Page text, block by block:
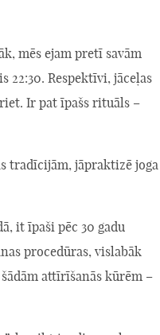
mēs ejam pretī savām
22:30. Respektīvi, jāceļas
Ir pat īpašs rituāls –
tradīcijām, jāpraktizē joga
it īpaši pēc 30 gadu
procedūras, vislabāk
attīrīšanās kūrēm –